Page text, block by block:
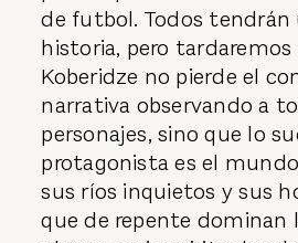
de futbol. Todos tendrán
historia, pero
Koberidze no pierde el
narrativa observando a
personajes, sino que lo
protagonista es el
sus ríos inquietos y sus
que de repente dominan